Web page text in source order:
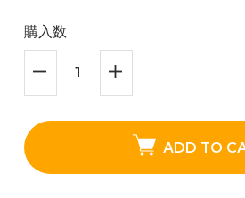
購入数
ADD TO